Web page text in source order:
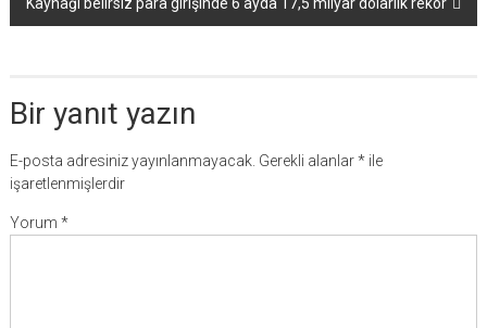
Bir yanıt yazın
E-posta adresiniz yayınlanmayacak. Gerekli alanlar*ile
işaretlenmişlerdir
Yorum *